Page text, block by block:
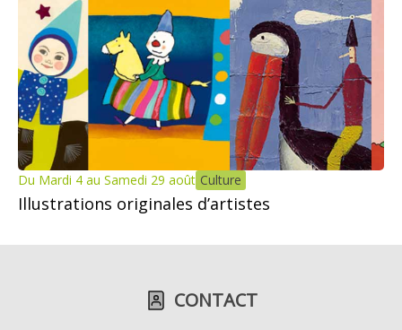
Du Mardi 4 au Samedi 29 août Culture
Illustrations originales d’artistes
CONTACT